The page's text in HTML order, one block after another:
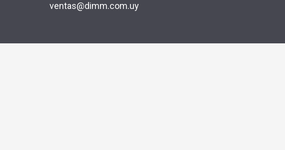
ventas@dimm.com.uy